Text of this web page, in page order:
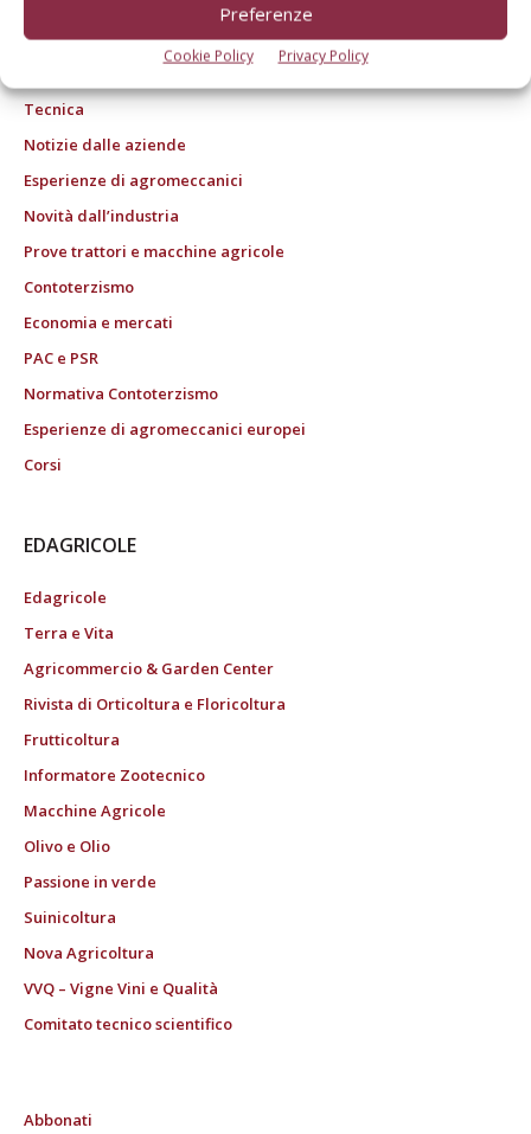
Preferenze
Cookie Policy Privacy Policy
registrata presso il Tribunale di Bologna n. 6111 del 12/06/1992)
ROC "Poste italiane Spa sped. Abbonamento Postale DL 353/2003 conv. L.
27/02/2004 n. 46, art.1c.1: DCB Bologna" ROC n. 24344 dell'11 marzo 2014
Tecnica
Notizie dalle aziende
Esperienze di agromeccanici
Novità dall’industria
Prove trattori e macchine agricole
Contoterzismo
Economia e mercati
PAC e PSR
Normativa Contoterzismo
Esperienze di agromeccanici europei
Corsi
EDAGRICOLE
Edagricole
Terra e Vita
Agricommercio & Garden Center
Rivista di Orticoltura e Floricoltura
Frutticoltura
Informatore Zootecnico
Macchine Agricole
Olivo e Olio
Passione in verde
Suinicoltura
Nova Agricoltura
VVQ – Vigne Vini e Qualità
Comitato tecnico scientifico
Abbonati